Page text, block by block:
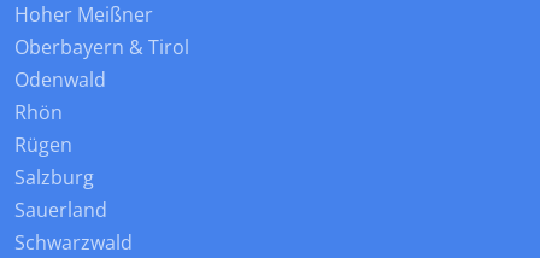
Hoher Meißner
Oberbayern & Tirol
Odenwald
Rhön
Rügen
Salzburg
Sauerland
Schwarzwald